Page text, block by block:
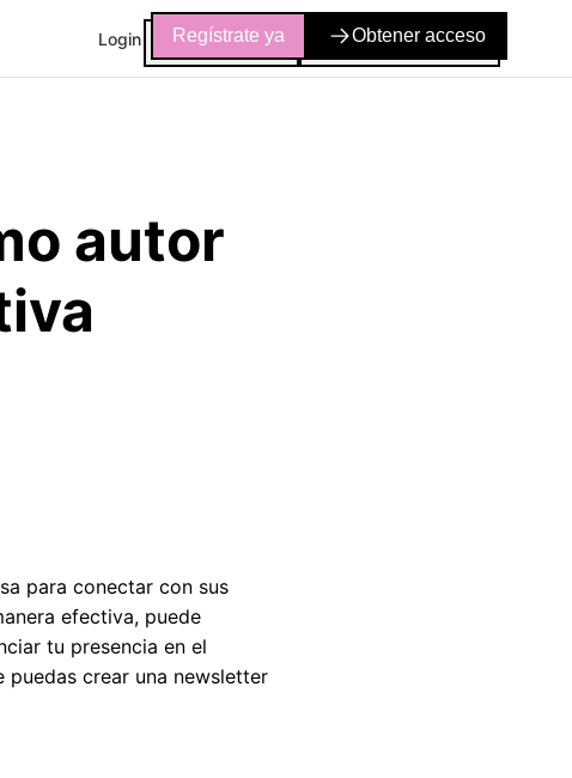
Login Regístrate ya Obtener acceso
autor
para conectar con sus
efectiva, puede
tu presencia en el
crear una newsletter